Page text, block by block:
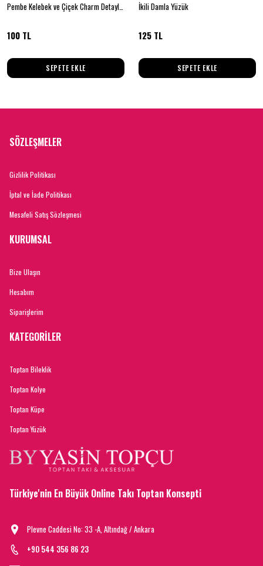
Pembe Kelebek ve Çiçek Charm Detaylı Kadın Bileklik
100 TL
SEPETE EKLE
İkili Damla Yüzük
125 TL
SEPETE EKLE
SÖZLEŞMELER
Gizlilik Politikası
İptal ve İade Politikası
Mesafeli Satış Sözleşmesi
KURUMSAL
Bize Ulaşın
Hesabım
Siparişlerim
KATEGORİLER
Toptan Bileklik
Toptan Kolye
Toptan Küpe
Toptan Yüzük
Türkiye'nin En Büyük Online Takı Toptan Konsepti
Plevne Caddesi No: 33 -A, Altındağ / Ankara
+90 544 356 86 23